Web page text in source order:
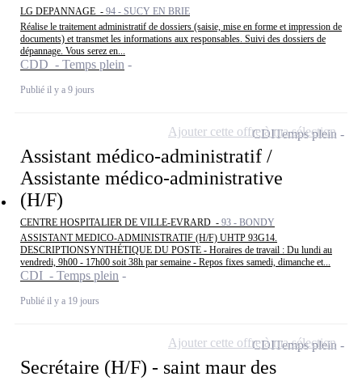
LG DEPANNAGE - 94 - SUCY EN BRIE
Réalise le traitement administratif de dossiers (saisie, mise en forme et impression de
documents) et transmet les informations aux responsables. Suivi des dossiers de
dépannage. Vous serez en...
CDD - Temps plein
Publié il y a 9 jours
Assistant médico-administratif /
Assistante médico-administrative
(H/F)
CENTRE HOSPITALIER DE VILLE-EVRARD - 93 - BONDY
ASSISTANT MEDICO-ADMINISTRATIF (H/F) UHTP 93G14.
DESCRIPTIONSYNTHÉTIQUE DU POSTE - Horaires de travail : Du lundi au
vendredi, 9h00 - 17h00 soit 38h par semaine - Repos fixes samedi, dimanche et...
CDI - Temps plein
Publié il y a 19 jours
CDITemps plein
Ajouter cette offre à ma sélection
Secrétaire (H/F) - saint maur des
CDITemps plein
Ajouter cette offre à ma sélection